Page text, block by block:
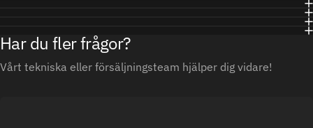
Har du fler frågor?
Vårt tekniska eller försäljningsteam hjälper dig vidare!